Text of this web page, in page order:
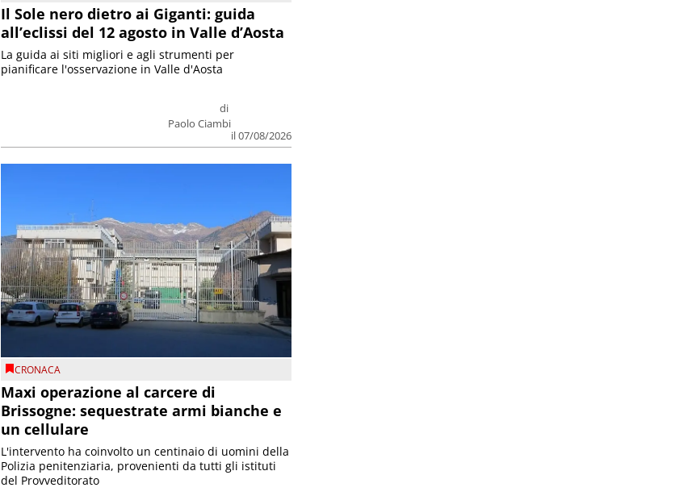
Il Sole nero dietro ai Giganti: guida
all’eclissi del 12 agosto in Valle d’Aosta
di
Paolo Ciambi
il 07/08/2026
La guida ai siti migliori e agli strumenti per
pianificare l'osservazione in Valle d'Aosta
CRONACA
Maxi operazione al carcere di
Brissogne: sequestrate armi bianche e
un cellulare
L'intervento ha coinvolto un centinaio di uomini della
Polizia penitenziaria, provenienti da tutti gli istituti
del Provveditorato